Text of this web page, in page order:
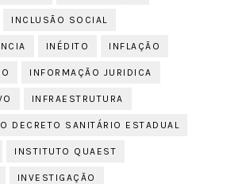
INCLUSÃO SOCIAL
INÉDITO INFLAÇÃO
INFORMAÇÃO JURIDICA
INFRAESTRUTURA
DECRETO SANITÁRIO ESTADUAL
INSTITUTO QUAEST
INVESTIGAÇÃO